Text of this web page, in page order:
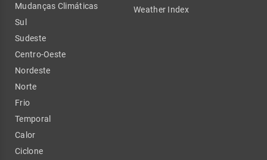
Mudanças Climáticas
Sul
Sudeste
Centro-Oeste
Nordeste
Norte
Frio
Temporal
Calor
Ciclone
Weather Index